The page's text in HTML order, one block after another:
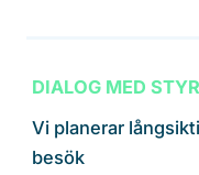
DIALOG MED
Vi planerar
besök